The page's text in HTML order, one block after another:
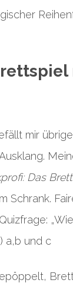
mir
Das
Schrank.
a,b und c